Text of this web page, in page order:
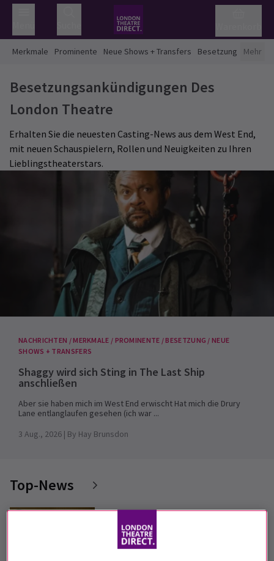
Merkmale Prominente Neue Shows + Transfers Besetzung Mehr
Besetzungsankündigungen Des
London Theatre
Erhalten Sie die neuesten Casting-News aus dem West End,
mit neuen Schauspielern, Rollen und Neuigkeiten zu Ihren
Lieblingstheaterstars.
NACHRICHTEN / MERKMALE / PROMINENTE / BESETZUNG / NEUE
SHOWS + TRANSFERS
Shaggy wird sich Sting in The Last Ship
anschließen
Aber sie haben mich im West End erwischt Hat mich die Drury
Lane entlanglaufen gesehen (ich war ...
3 Aug., 2026 | By Hay Brunsdon
Top-News
Alles, was du über Who Has Afraid
From Virginia Woolf wissen musst?